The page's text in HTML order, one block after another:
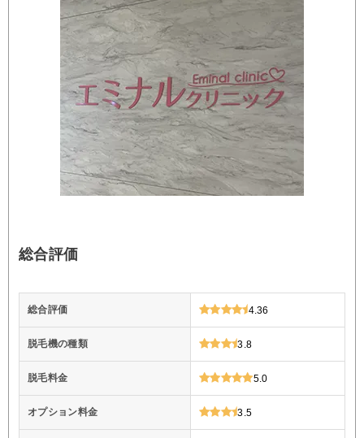
総合評価
総合評価 4.36
脱毛機の種類 3.8
脱毛料金 5.0
オプション料金 3.5